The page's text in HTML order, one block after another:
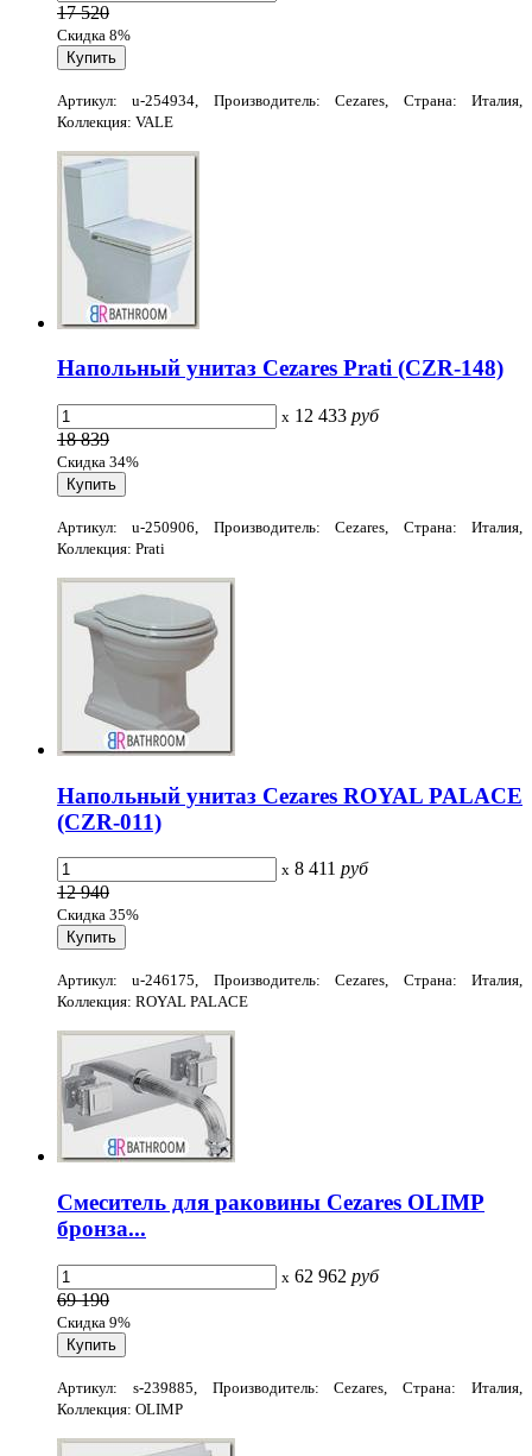
17 520
Скидка 8%
Артикул: u-254934, Производитель: Cezares, Страна: Италия,
Коллекция: VALE
Напольный унитаз Cezares Prati (CZR-148)
x 12 433 руб
18 839
Скидка 34%
Артикул: u-250906, Производитель: Cezares, Страна: Италия,
Коллекция: Prati
Напольный унитаз Cezares ROYAL PALACE
(CZR-011)
x 8 411 руб
12 940
Скидка 35%
Артикул: u-246175, Производитель: Cezares, Страна: Италия,
Коллекция: ROYAL PALACE
Смеситель для раковины Cezares OLIMP
бронза...
x 62 962 руб
69 190
Скидка 9%
Артикул: s-239885, Производитель: Cezares, Страна: Италия,
Коллекция: OLIMP